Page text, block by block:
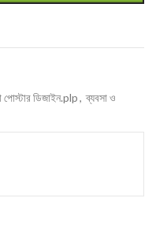
পোস্টার ডিজাইন.plp, ব্যবসা ও